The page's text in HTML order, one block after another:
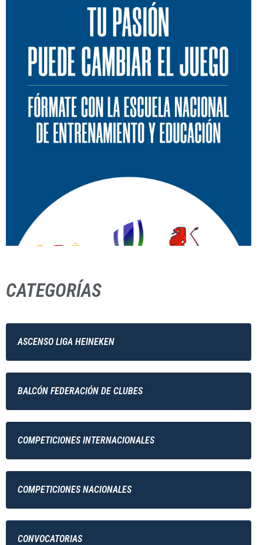
CATEGORÍAS
ASCENSO LIGA HEINEKEN
BALCÓN FEDERACIÓN DE CLUBES
COMPETICIONES INTERNACIONALES
COMPETICIONES NACIONALES
CONVOCATORIAS